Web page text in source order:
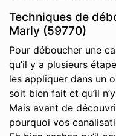
Techniques de
Marly (59770)
Pour déboucher une
qu’il y a plusieurs
les appliquer dans un
soit bien fait et qu’il
Mais avant de
pourquoi vos